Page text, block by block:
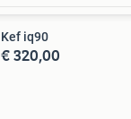
Kef iq90
€ 320,00